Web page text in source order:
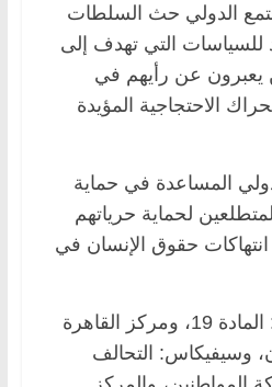
الدولي حث السلطات
للسياسات التي تهدف إلى
يعبرون عن رأيهم في
الاحتجاجية المؤيدة
المساعدة في حماية
لحماية حرياتهم
انتهاكات حقوق الإنسان في
وقالت المنظمات وهي: المادة 19، ومركز القاهرة
وسيفيكاس: التحالف